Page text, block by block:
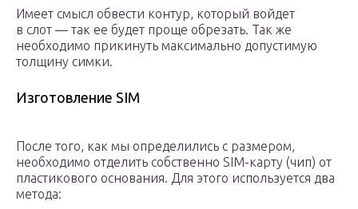
Имеет смысл обвести контур, который войдет
в слот — так ее будет проще обрезать. Так же
необходимо прикинуть максимально допустимую
толщину симки.
Изготовление SIM
После того, как мы определились с размером,
необходимо отделить собственно SIM-карту (чип) от
пластикового основания. Для этого используется два
метода: